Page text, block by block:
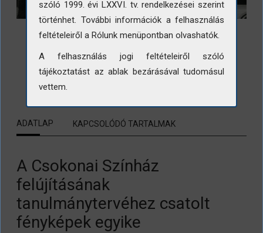
ADATLAP KAPCSOLÓDÓ TARTALMAK
A Csokonai Színház
felújításának
tanulmánytervéhez csatolt
fényképek egyike
szóló 1999. évi LXXVI. tv. rendelkezései szerint
történhet. További információk a felhasználás
feltételeiről a Rólunk menüpontban olvashatók.
A felhasználás jogi feltételeiről szóló
tájékoztatást az ablak bezárásával tudomásul
vettem.